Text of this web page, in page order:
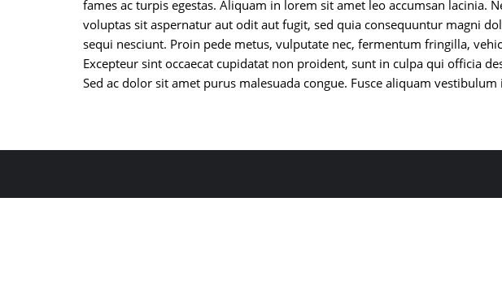
fames ac turpis egestas. Aliquam in lorem sit amet leo accumsan lacinia.
voluptas sit aspernatur aut odit aut fugit, sed quia consequuntur magni
sequi nesciunt. Proin pede metus, vulputate nec, fermentum fringilla,
Excepteur sint occaecat cupidatat non proident, sunt in culpa qui officia
Sed ac dolor sit amet purus malesuada congue. Fusce aliquam vestibulum